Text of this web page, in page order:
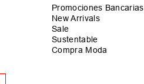
Promociones Bancarias
New Arrivals
Sale
Sustentable
Compra Moda